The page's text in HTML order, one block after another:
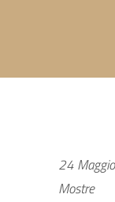
24
Mostre